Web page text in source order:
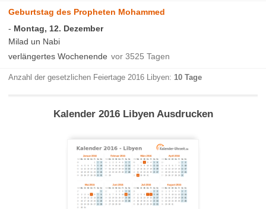
Geburtstag des Propheten Mohammed
Montag, 12. Dezember
Milad un Nabi
verlängertes Wochenende vor 3525 Tagen
Anzahl der gesetzlichen Feiertage 2016 Libyen: 10 Tage
Kalender 2016 Libyen Ausdrucken